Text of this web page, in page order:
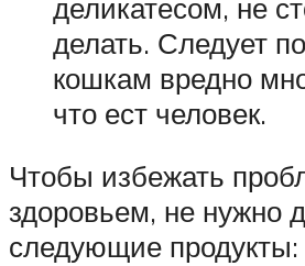
деликатесом, не
делать. Следует
кошкам вредно
что ест человек.
Чтобы избежать
здоровьем, не нужно
следующие продукты: